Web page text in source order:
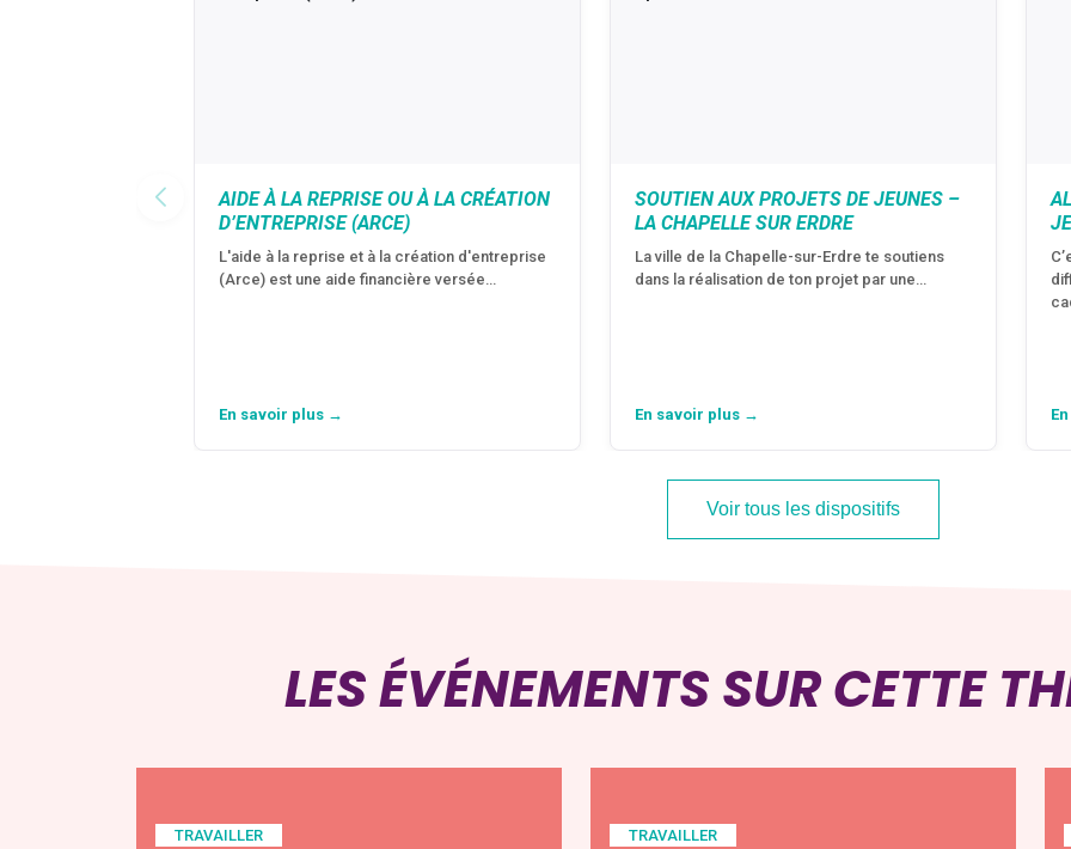
AIDE À LA REPRISE OU À LA CRÉATION
D’ENTREPRISE (ARCE)
L'aide à la reprise et à la création d'entreprise
(Arce) est une aide financière versée…
En savoir plus →
SOUTIEN AUX PROJETS DE JEUNES –
LA CHAPELLE SUR ERDRE
La ville de la Chapelle-sur-Erdre te soutiens
dans la réalisation de ton projet par une…
En savoir plus →
Voir tous les dispositifs
LES ÉVÉNEMENTS SUR CETTE
TRAVAILLER TRAVAILLER